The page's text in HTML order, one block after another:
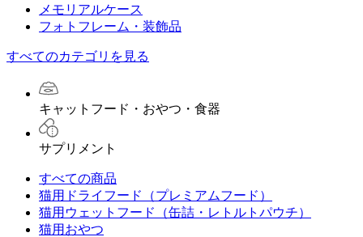
メモリアルケース
フォトフレーム・装飾品
すべてのカテゴリを見る
キャットフード・おやつ・食器
サプリメント
すべての商品
猫用ドライフード（プレミアムフード）
猫用ウェットフード（缶詰・レトルトパウチ）
猫用おやつ